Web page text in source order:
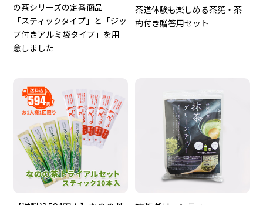
の茶シリーズの定番商品
「スティックタイプ」と「ジッ
プ付きアルミ袋タイプ」を用
意しました
茶道体験も楽しめる茶筅・茶
杓付き贈答用セット
TEL: 0120-039604
受付時間 9:00～16:30 （土曜・日曜・祝日定休）